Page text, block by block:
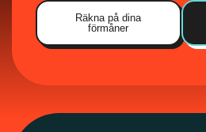
Räkna på dina
förmåner